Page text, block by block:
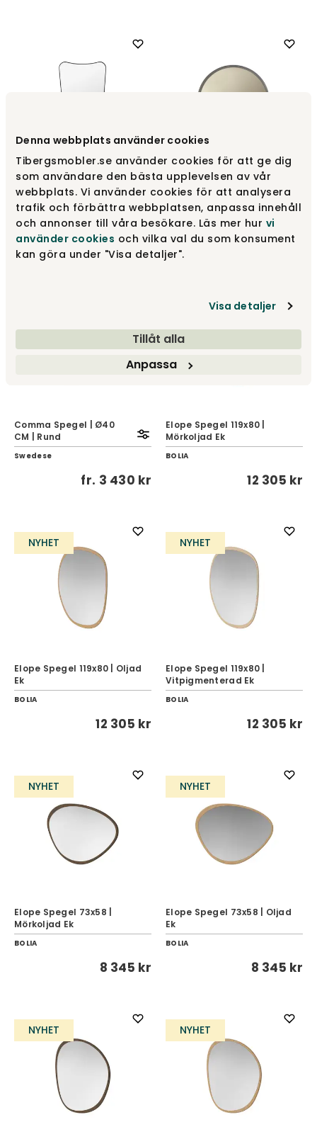
Denna webbplats använder cookies
Tibergsmobler.se använder cookies för att ge dig
som användare den bästa upplevelsen av vår
webbplats. Vi använder cookies för att analysera
trafik och förbättra webbplatsen, anpassa innehåll
och annonser till våra besökare. Läs mer hur vi
använder cookies och vilka val du som konsument
kan göra under "Visa detaljer".
Visa detaljer
Tillåt alla
Anpassa
F.A. 33 Spegel 54x80 Svart
Mässing
Gubi
11 999 kr
2000 Spegel Grå
Englesson
5 100 kr
Comma Spegel | Ø40
CM | Rund
Swedese
fr. 3 430 kr
NYHET
Elope Spegel 119x80 |
Mörkoljad Ek
BOLIA
12 305 kr
NYHET
Elope Spegel 119x80 | Oljad
Ek
BOLIA
12 305 kr
NYHET
Elope Spegel 119x80 |
Vitpigmenterad Ek
BOLIA
12 305 kr
NYHET
Elope Spegel 73x58 |
Mörkoljad Ek
BOLIA
8 345 kr
NYHET
Elope Spegel 73x58 | Oljad
Ek
BOLIA
8 345 kr
NYHET NYHET